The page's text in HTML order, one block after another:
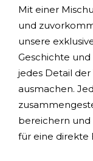
Mit einer
und
unsere
Geschichte
jedes Detail
ausmachen.
bereichern und
für eine direkte